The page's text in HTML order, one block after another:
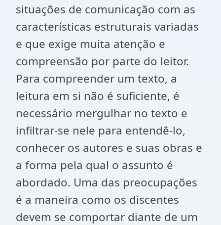
situações de comunicação com as
características estruturais variadas
e que exige muita atenção e
compreensão por parte do leitor.
Para compreender um texto, a
leitura em si não é suficiente, é
necessário mergulhar no texto e
infiltrar-se nele para entendê-lo,
conhecer os autores e suas obras e
a forma pela qual o assunto é
abordado. Uma das preocupações
é a maneira como os discentes
devem se comportar diante de um